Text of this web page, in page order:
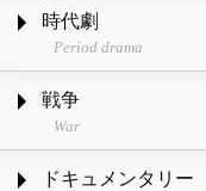
時代劇
Period drama
戦争
War
ドキュメンタリー